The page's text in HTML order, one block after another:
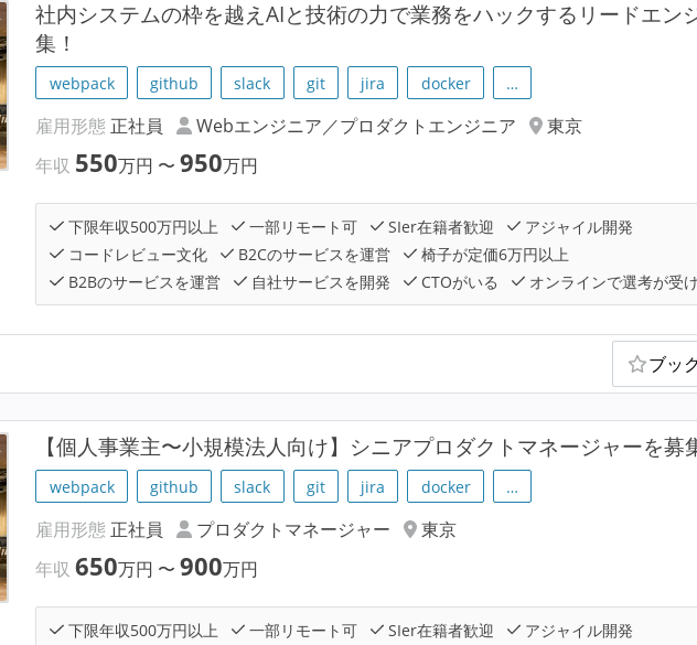
社内システムの枠を越えAIと技術の力で業務をハックするリードエン
集！
webpack github slack git jira docker …
雇用形態 正社員 Webエンジニア／プロダクトエンジニア
東京
年収 550万円 〜950万円
下限年収500万円以上 一部リモート可 SIer在籍者歓迎
アジャイル開発
コードレビュー文化
B2Cのサービスを運営
椅子が定価6万円以上
B2Bのサービスを運営
自社サービスを開発 CTOがいる オンラインで選考が受
ブッ
【個人事業主〜小規模法人向け】シニアプロダクトマネージャーを募
webpack github slack git jira docker …
雇用形態 正社員 プロダクトマネージャー
東京
年収650万円 〜900万円
下限年収500万円以上 一部リモート可 SIer在籍者歓迎
アジャイル開発